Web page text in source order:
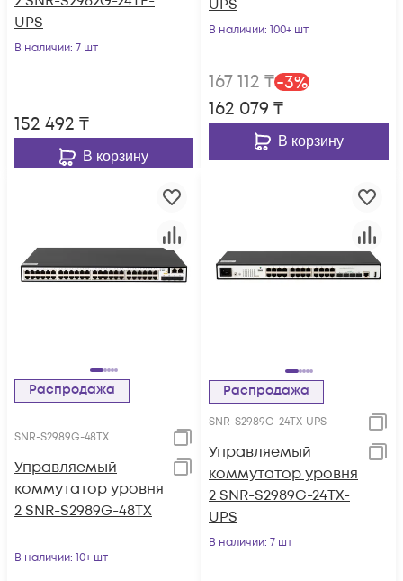
UPS
В наличии: 7 шт
152 492 ₸
В корзину
UPS
В наличии: 100+ шт
167 112 ₸-3%
162 079 ₸
В корзину
Распродажа
SNR-S2989G-48TX
Управляемый
коммутатор уровня
2 SNR-S2989G-48TX
В наличии: 10+ шт
Распродажа
SNR-S2989G-24TX-UPS
Управляемый
коммутатор уровня
2 SNR-S2989G-24TX-
UPS
В наличии: 7 шт